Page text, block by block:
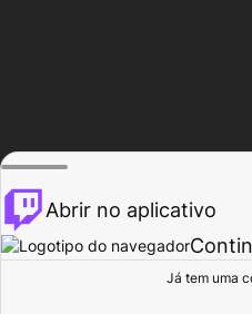
Procurar
Abrir no aplicativo
Já tem uma